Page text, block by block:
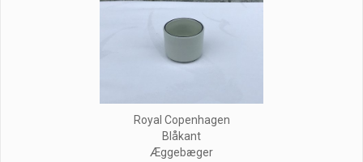
Royal Copenhagen
Blåkant
Æggebæger